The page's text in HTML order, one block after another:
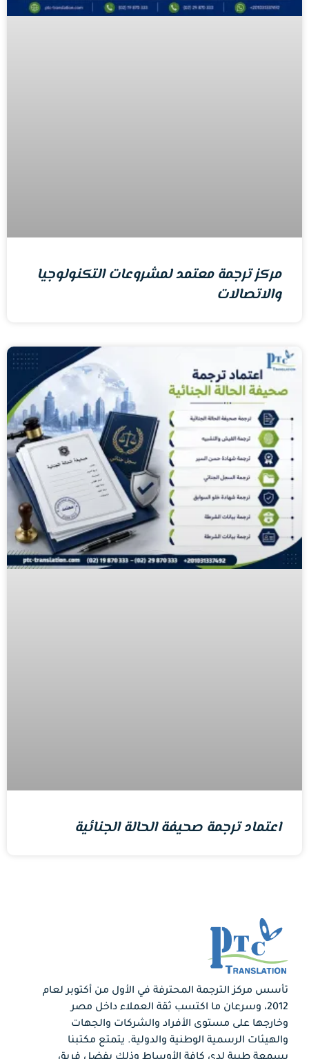
مركز ترجمة معتمد لمشروعات التكنولوجيا
والاتصالات
اعتماد ترجمة صحيفة الحالة الجنائية
تأسس مركز الترجمة المحترفة في الأول من أكتوبر لعام
2012، وسرعان ما اكتسب ثقة العملاء داخل مصر
وخارجها على مستوى الأفراد والشركات والجهات
والهيئات الرسمية الوطنية والدولية. يتمتع مكتبنا